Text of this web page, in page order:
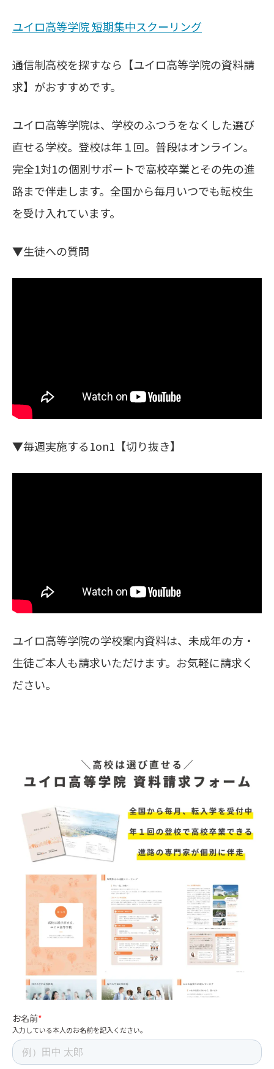
ユイロ高等学院 短期集中スクーリング
通信制高校を探すなら【ユイロ高等学院の資料請
求】がおすすめです。
ユイロ高等学院は、学校のふつうをなくした選び
直せる学校。登校は年１回。普段はオンライン。
完全1対1の個別サポートで高校卒業とその先の進
路まで伴走します。全国から毎月いつでも転校生
を受け入れています。
▼生徒への質問
▼毎週実施する1on1【切り抜き】
ユイロ高等学院の学校案内資料は、未成年の方・
生徒ご本人も請求いただけます。お気軽に請求く
ださい。
お名前*
入力している本人のお名前を記入ください。